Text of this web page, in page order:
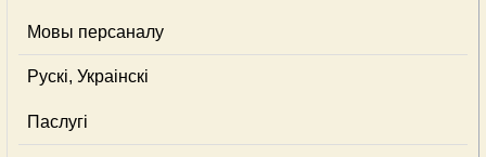
Мовы персаналу
Рускі, Украінскі
Паслугі